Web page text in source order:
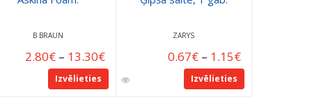
B BRAUN
2.80€– 13.30€
Izvēlieties
ZARYS
0.67€– 1.15€
Izvēlieties